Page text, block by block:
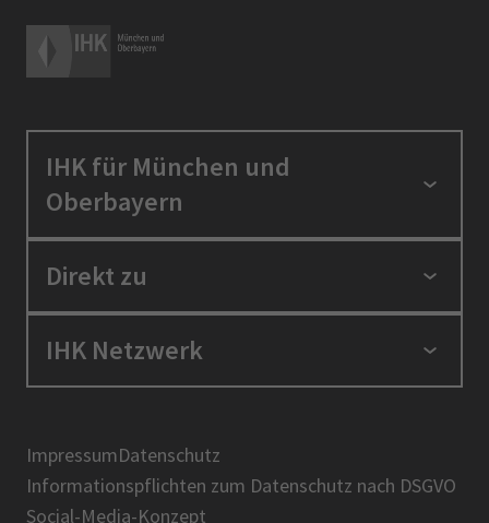
IHK für München und
Oberbayern
Standortpolitik
Berufszugang
Über uns
Direkt zu
Positionen
Presse
IHK-Magazin
IHK Netzwerk
BIHK
DIHK
ImpressumDatenschutz
Informationspflichten zum Datenschutz nach DSGVO
Social-Media-Konzept